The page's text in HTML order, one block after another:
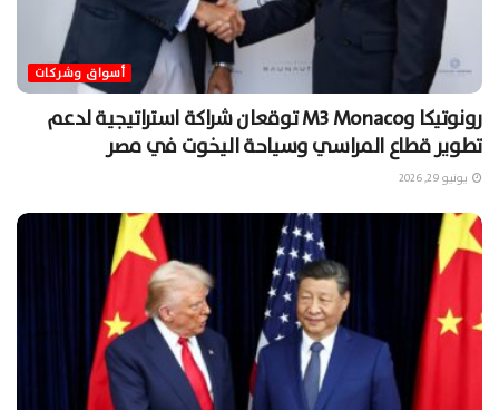
أسواق وشركات
رونوتيكا وM3 Monaco توقعان شراكة استراتيجية لدعم
تطوير قطاع المراسي وسياحة اليخوت في مصر
يونيو 29, 2026